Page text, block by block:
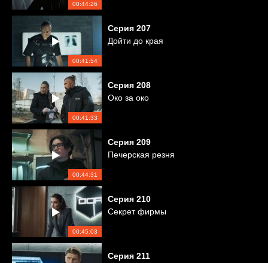
00:44:26
00:41:54
Серия 207
Дойти до края
00:41:33
Серия 208
Око за око
00:44:31
Серия 209
Печерская резня
00:45:03
Серия 210
Секрет фирмы
Серия 211